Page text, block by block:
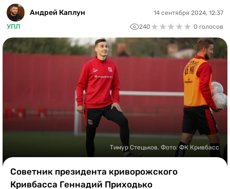
ЛЧ
ЧЕ-2028
Андрей Каплун
УПЛ
14 сентября 2024, 12:37
240 ★★★★★
★★★★★ 0 голосов
Тимур Стецьков. Фото: ФК Кривбасс
Советник президента криворожского
Кривбасса Геннадий Приходько